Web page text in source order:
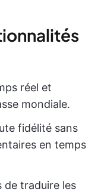
réel et
mondiale.
fidélité sans
en temps
de traduire les